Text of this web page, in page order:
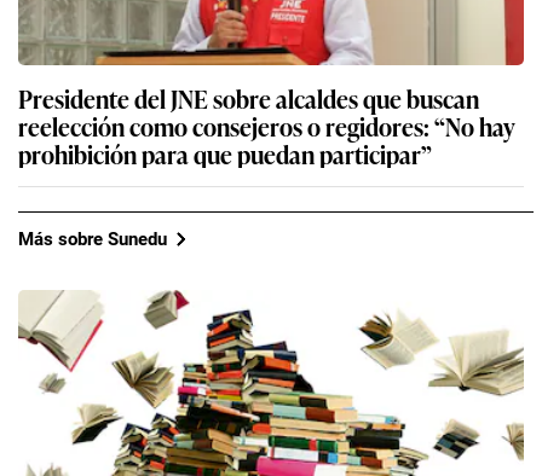
Presidente del JNE sobre alcaldes que buscan
reelección como consejeros o regidores: “No hay
prohibición para que puedan participar”
Más sobre Sunedu